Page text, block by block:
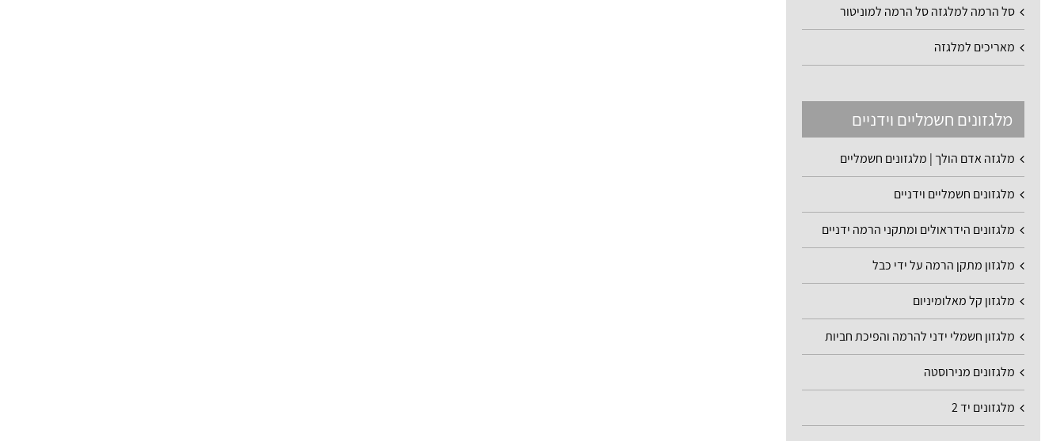
סל הרמה למלגזה סל הרמה למוניטור
מאריכים למלגזה
מלגזונים חשמליים וידניים
מלגזה אדם הולך | מלגזונים חשמליים
מלגזונים חשמליים וידניים
מלגזונים הידראולים ומתקני הרמה ידניים
מלגזון מתקן הרמה על ידי כבל
מלגזון קל מאלומיניום
מלגזון חשמלי ידני להרמה והפיכת חביות
מלגזונים מנירוסטה
מלגזונים יד 2